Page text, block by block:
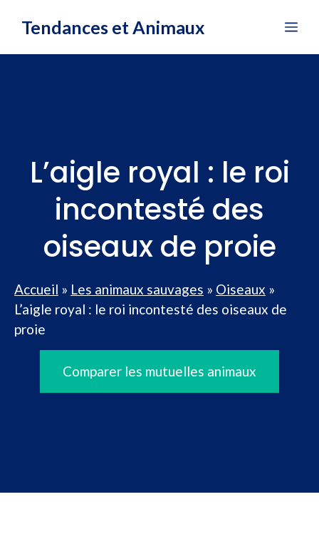
Tendances et Animaux
L’aigle royal : le roi
incontesté des
oiseaux de proie
Accueil » Les animaux sauvages » Oiseaux »
L’aigle royal : le roi incontesté des oiseaux de
proie
Comparer les mutuelles animaux